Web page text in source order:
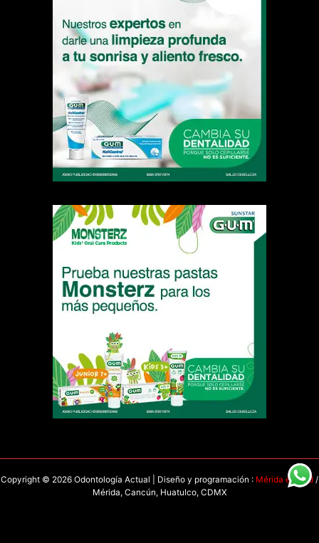
Copyright © 2026 Odontología Actual | Diseño y programación : Mérida en Red /
Mérida, Cancún, Huatulco, CDMX